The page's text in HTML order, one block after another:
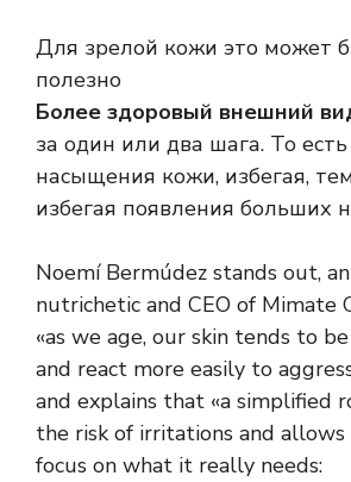
Для зрелой кожи это может
полезно
Более здоровый внешний
за один или два шага. То
насыщения кожи, избегая,
избегая появления больших
Noemí Bermúdez stands out,
nutrichetic and CEO of Mimate
«as we age, our skin tends to
and react more easily to
and explains that «a simplified
the risk of irritations and
focus on what it really needs: